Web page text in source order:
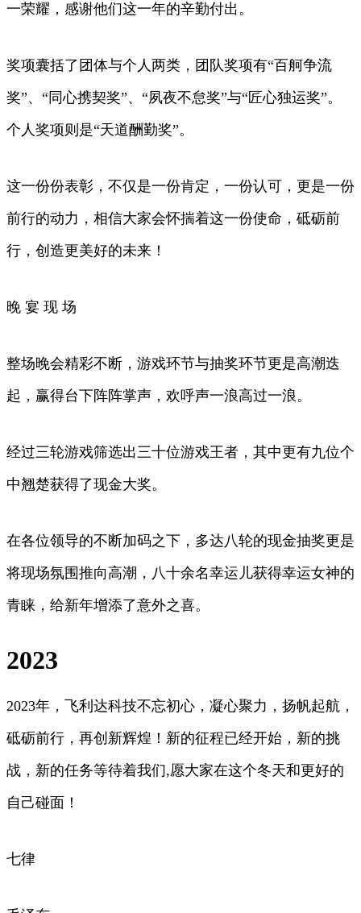
一荣耀，感谢他们这一年的辛勤付出。
奖项囊括了团体与个人两类，团队奖项有“百舸争流
奖”、“同心携契奖”、“夙夜不怠奖”与“匠心独运奖”。
个人奖项则是“天道酬勤奖”。
这一份份表彰，不仅是一份肯定，一份认可，更是一份
前行的动力，相信大家会怀揣着这一份使命，砥砺前
行，创造更美好的未来！
晚 宴 现 场
整场晚会精彩不断，游戏环节与抽奖环节更是高潮迭
起，赢得台下阵阵掌声，欢呼声一浪高过一浪。
经过三轮游戏筛选出三十位游戏王者，其中更有九位个
中翘楚获得了现金大奖。
在各位领导的不断加码之下，多达八轮的现金抽奖更是
将现场氛围推向高潮，八十余名幸运儿获得幸运女神的
青睐，给新年增添了意外之喜。
2023
2023年，飞利达科技不忘初心，凝心聚力，扬帆起航，
砥砺前行，再创新辉煌！新的征程已经开始，新的挑
战，新的任务等待着我们,愿大家在这个冬天和更好的
自己碰面！
七律